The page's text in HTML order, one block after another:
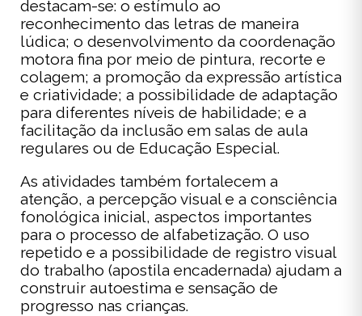
destacam-se: o estímulo ao
reconhecimento das letras de maneira
lúdica; o desenvolvimento da coordenação
motora fina por meio de pintura, recorte e
colagem; a promoção da expressão artística
e criatividade; a possibilidade de adaptação
para diferentes níveis de habilidade; e a
facilitação da inclusão em salas de aula
regulares ou de Educação Especial.
As atividades também fortalecem a
atenção, a percepção visual e a consciência
fonológica inicial, aspectos importantes
para o processo de alfabetização. O uso
repetido e a possibilidade de registro visual
do trabalho (apostila encadernada) ajudam a
construir autoestima e sensação de
progresso nas crianças.